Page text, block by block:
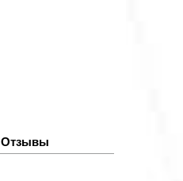
Отзывы